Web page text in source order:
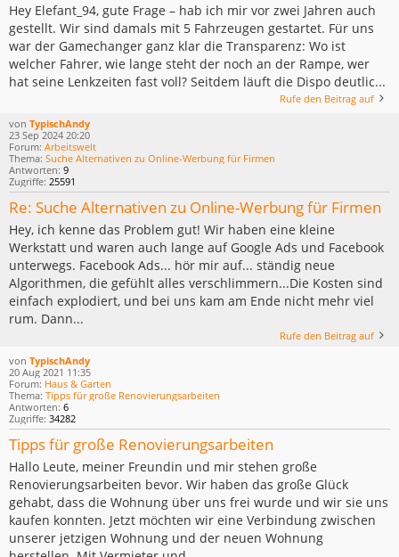
Hey Elefant_94, gute Frage – hab ich mir vor zwei Jahren auch
gestellt. Wir sind damals mit 5 Fahrzeugen gestartet. Für uns
war der Gamechanger ganz klar die Transparenz: Wo ist
welcher Fahrer, wie lange steht der noch an der Rampe, wer
hat seine Lenkzeiten fast voll? Seitdem läuft die Dispo deutlic...
Rufe den Beitrag auf
von TypischAndy
23 Sep 2024 20:20
Forum: Arbeitswelt
Thema: Suche Alternativen zu Online-Werbung für Firmen
Antworten: 9
Zugriffe: 25591
Re: Suche Alternativen zu Online-Werbung für Firmen
Hey, ich kenne das Problem gut! Wir haben eine kleine
Werkstatt und waren auch lange auf Google Ads und Facebook
unterwegs. Facebook Ads... hör mir auf... ständig neue
Algorithmen, die gefühlt alles verschlimmern...Die Kosten sind
einfach explodiert, und bei uns kam am Ende nicht mehr viel
rum. Dann...
Rufe den Beitrag auf
von TypischAndy
20 Aug 2021 11:35
Forum: Haus & Garten
Thema: Tipps für große Renovierungsarbeiten
Antworten: 6
Zugriffe: 34282
Tipps für große Renovierungsarbeiten
Hallo Leute, meiner Freundin und mir stehen große
Renovierungsarbeiten bevor. Wir haben das große Glück
gehabt, dass die Wohnung über uns frei wurde und wir sie uns
kaufen konnten. Jetzt möchten wir eine Verbindung zwischen
unserer jetzigen Wohnung und der neuen Wohnung